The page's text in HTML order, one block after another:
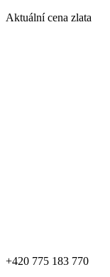
Aktuální cena zlata
+420 775 183 770